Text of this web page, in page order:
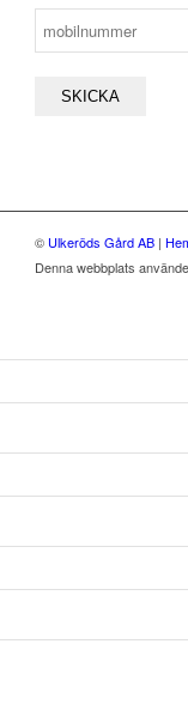
© Ulkeröds Gård AB |
Denna webbplats